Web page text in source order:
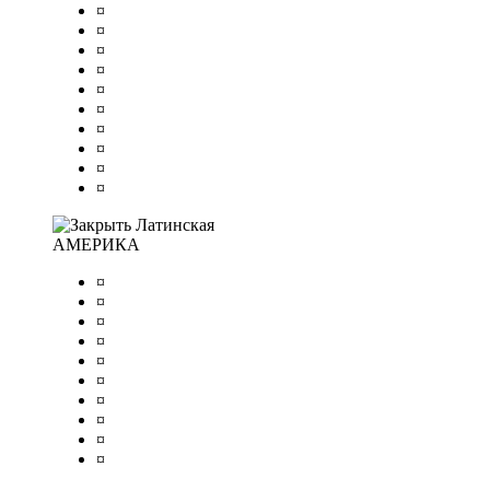
¤
¤
¤
¤
¤
¤
¤
¤
¤
¤
Латинская
АМЕРИКА
¤
¤
¤
¤
¤
¤
¤
¤
¤
¤